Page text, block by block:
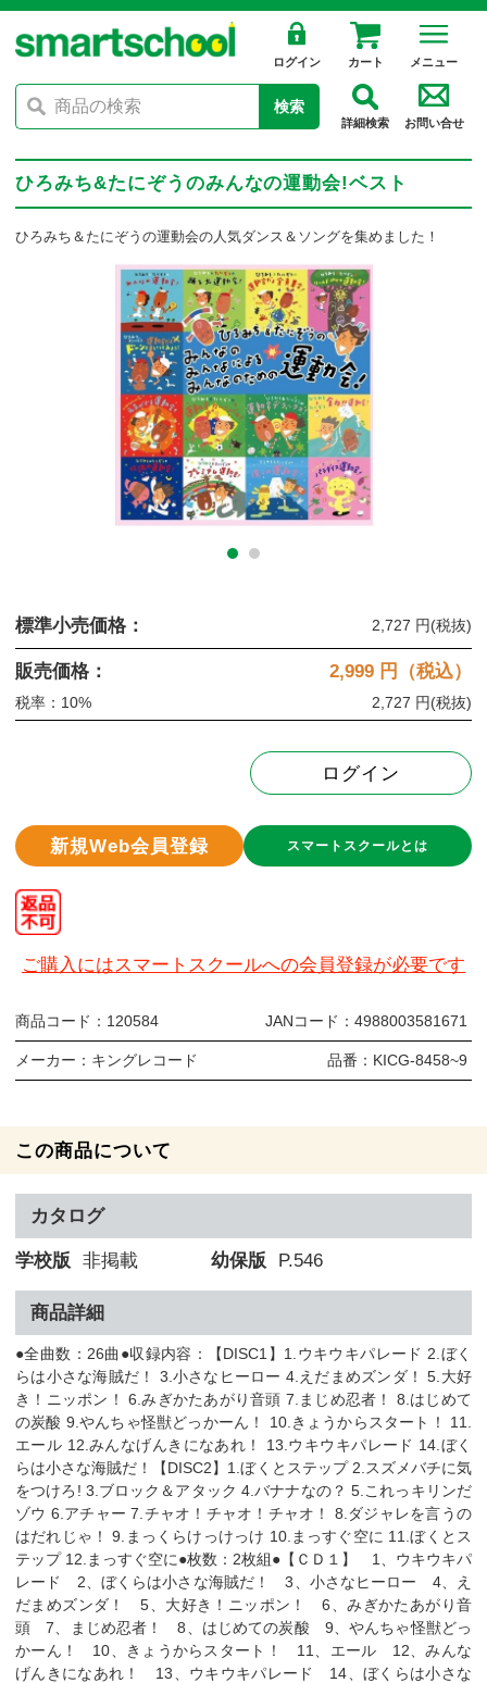
ログイン カート メニュー
検索
詳細検索 お問い合せ
ひろみち&たにぞうのみんなの運動会!ベスト
ひろみち＆たにぞうの運動会の人気ダンス＆ソングを集めました！
標準小売価格： 2,727 円(税抜)
販売価格： 2,999 円（税込）
税率：10% 2,727 円(税抜)
ログイン
新規Web会員登録 スマートスクールとは
ご購入にはスマートスクールへの会員登録が必要です
商品コード： 120584 JANコード： 4988003581671
メーカー： キングレコード 品番： KICG-8458~9
この商品について
カタログ
学校版 非掲載 幼保版 P.546
商品詳細
●全曲数：26曲●収録内容：【DISC1】1.ウキウキパレード 2.ぼく
らは小さな海賊だ！ 3.小さなヒーロー 4.えだまめズンダ！ 5.大好
き！ニッポン！ 6.みぎかたあがり音頭 7.まじめ忍者！ 8.はじめて
の炭酸 9.やんちゃ怪獣どっかーん！ 10.きょうからスタート！ 11.
エール 12.みんなげんきになあれ！ 13.ウキウキパレード 14.ぼく
らは小さな海賊だ！【DISC2】1.ぼくとステップ 2.スズメバチに気
をつけろ! 3.ブロック＆アタック 4.バナナなの？ 5.これっキリンだ
ゾウ 6.アチャー 7.チャオ！チャオ！チャオ！ 8.ダジャレを言うの
はだれじゃ！ 9.まっくらけっけっけ 10.まっすぐ空に 11.ぼくとス
テップ 12.まっすぐ空に●枚数：2枚組●【ＣＤ１】 1、ウキウキパ
レード 2、ぼくらは小さな海賊だ！ 3、小さなヒーロー 4、え
だまめズンダ！ 5、大好き！ニッポン！ 6、みぎかたあがり音
頭 7、まじめ忍者！ 8、はじめての炭酸 9、やんちゃ怪獣どっ
かーん！ 10、きょうからスタート！ 11、エール 12、みんな
げんきになあれ！ 13、ウキウキパレード 14、ぼくらは小さな